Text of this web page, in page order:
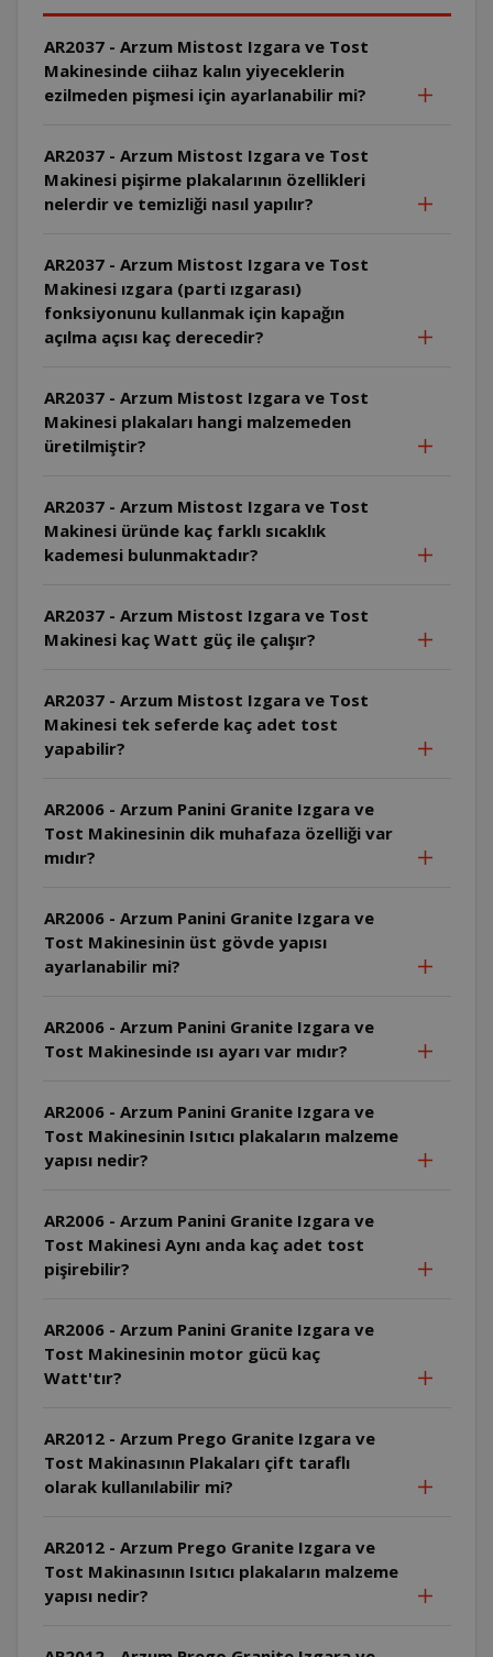
AR2037 - Arzum Mistost Izgara ve Tost
Makinesinde ciihaz kalın yiyeceklerin
ezilmeden pişmesi için ayarlanabilir mi?
AR2037 - Arzum Mistost Izgara ve Tost
Makinesi pişirme plakalarının özellikleri
nelerdir ve temizliği nasıl yapılır?
AR2037 - Arzum Mistost Izgara ve Tost
Makinesi ızgara (parti ızgarası)
fonksiyonunu kullanmak için kapağın
açılma açısı kaç derecedir?
AR2037 - Arzum Mistost Izgara ve Tost
Makinesi plakaları hangi malzemeden
üretilmiştir?
AR2037 - Arzum Mistost Izgara ve Tost
Makinesi üründe kaç farklı sıcaklık
kademesi bulunmaktadır?
AR2037 - Arzum Mistost Izgara ve Tost
Makinesi kaç Watt güç ile çalışır?
AR2037 - Arzum Mistost Izgara ve Tost
Makinesi tek seferde kaç adet tost
yapabilir?
AR2006 - Arzum Panini Granite Izgara ve
Tost Makinesinin dik muhafaza özelliği var
mıdır?
AR2006 - Arzum Panini Granite Izgara ve
Tost Makinesinin üst gövde yapısı
ayarlanabilir mi?
AR2006 - Arzum Panini Granite Izgara ve
Tost Makinesinde ısı ayarı var mıdır?
AR2006 - Arzum Panini Granite Izgara ve
Tost Makinesinin Isıtıcı plakaların malzeme
yapısı nedir?
AR2006 - Arzum Panini Granite Izgara ve
Tost Makinesi Aynı anda kaç adet tost
pişirebilir?
AR2006 - Arzum Panini Granite Izgara ve
Tost Makinesinin motor gücü kaç
Watt'tır?
AR2012 - Arzum Prego Granite Izgara ve
Tost Makinasının Plakaları çift taraflı
olarak kullanılabilir mi?
AR2012 - Arzum Prego Granite Izgara ve
Tost Makinasının Isıtıcı plakaların malzeme
yapısı nedir?